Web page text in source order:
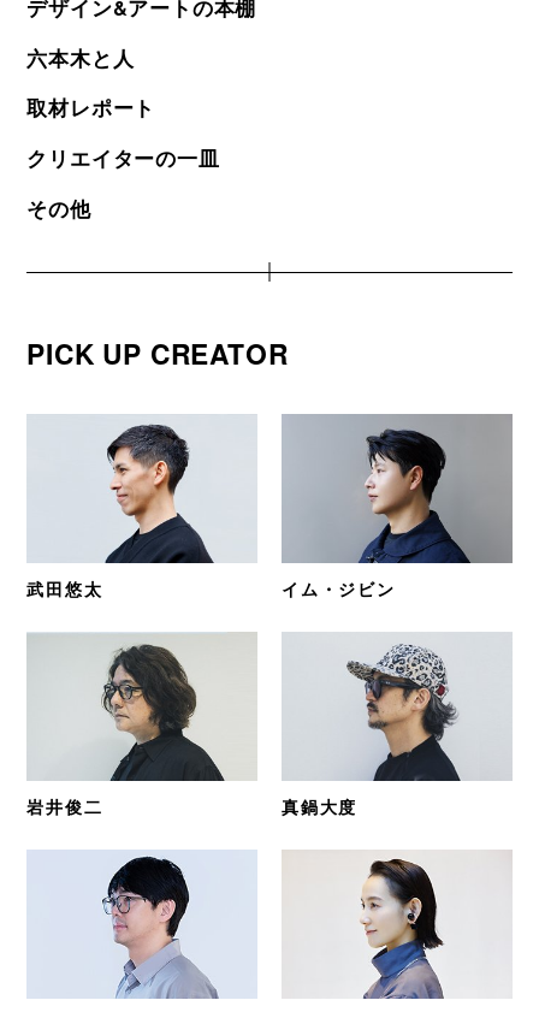
デザイン&アートの本棚
六本木と人
取材レポート
クリエイターの一皿
その他
PICK UP CREATOR
武田悠太 イム・ジビン
岩井俊二 真鍋大度